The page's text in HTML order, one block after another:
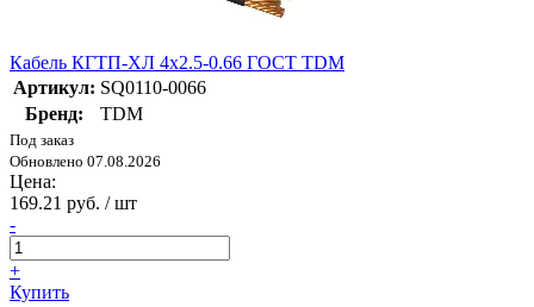
Кабель КГТП-ХЛ 4х2.5-0.66 ГОСТ TDM
Артикул: SQ0110-0066
Бренд:
TDM
Под заказ
Обновлено 07.08.2026
Цена:
169.21 руб. / шт
-
+
Купить